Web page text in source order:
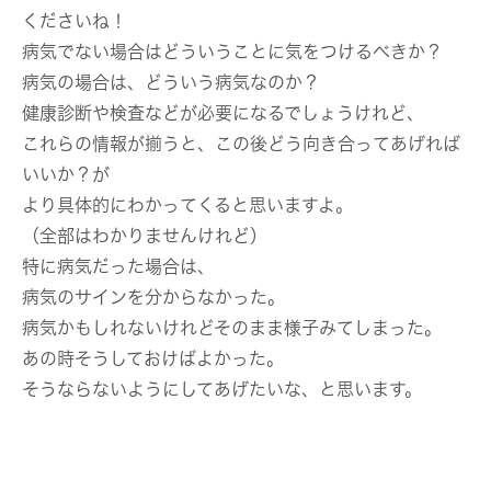
くださいね！
病気でない場合はどういうことに気をつけるべきか？
病気の場合は、どういう病気なのか？
健康診断や検査などが必要になるでしょうけれど、
これらの情報が揃うと、この後どう向き合ってあげれば
いいか？が
より具体的にわかってくると思いますよ。
（全部はわかりませんけれど）
特に病気だった場合は、
病気のサインを分からなかった。
病気かもしれないけれどそのまま様子みてしまった。
あの時そうしておけばよかった。
そうならないようにしてあげたいな、と思います。